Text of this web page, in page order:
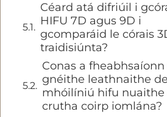
Céard atá difriúil i
HIFU 7D agus 9D i
gcomparáid le córais
traidisiúnta?
Conas a fheabhsaíonn
gnéithe leathnaithe de
mhóilíniú hifu
crutha coirp iomlána?